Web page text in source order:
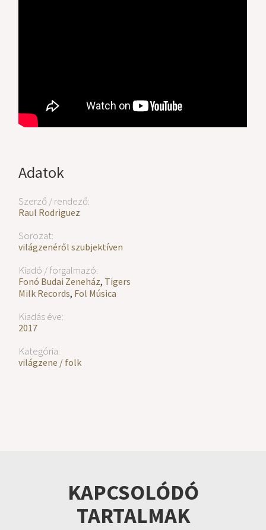
Adatok
Szerző / rendező:
Raul Rodriguez
Sorozat:
világzenéről szubjektíven
Kiadó / forgalmazó:
Fonó Budai Zeneház, Tigers
Milk Records, Fol Música
Kiadás éve:
2017
Kategória:
világzene / folk
KAPCSOLÓDÓ
TARTALMAK